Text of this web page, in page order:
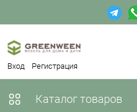
Вход Регистрация
Каталог товаров